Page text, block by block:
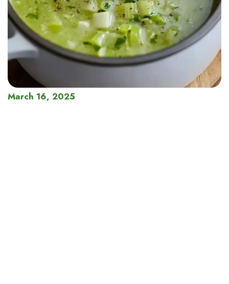
March 16, 2025